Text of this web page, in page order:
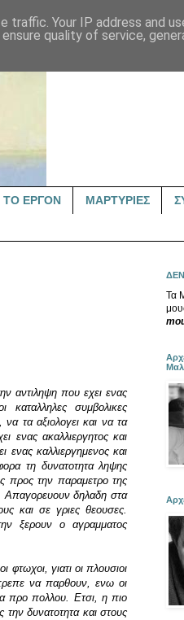
ΤΟ ΕΡΓΟΝ ΜΑΡΤΥΡΙΕΣ
αντιληψη που εχει ενας
συμβολικες
τα αξιολογει και να τα
ενας ακαλλιεργητος και
ενας καλλιεργημενος και
τη δυνατοτητα ληψης
προς την παραμετρο της
Απαγορευουν δηλαδη στα
και σε γριες θεουσες.
ξερουν ο αγραμματος
φτωχοι, γιατι οι πλουσιοι
να παρθουν, ενω οι
προ πολλου. Ετσι, η πιο
δυνατοτητα και στους
Τα
traffic. Your IP address and
quality of service,